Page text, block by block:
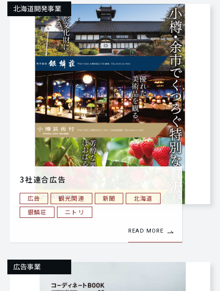
北海道開発事業
3社連合広告
広告 観光関連 新聞
北海道
銀鱗荘
ニトリ
READ MORE
広告事業